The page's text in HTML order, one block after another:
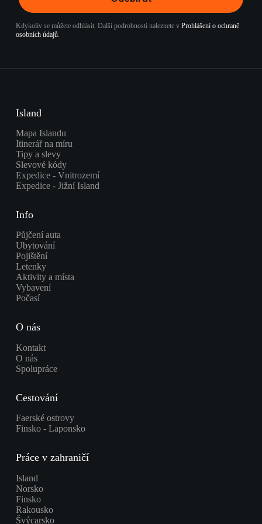
Kdykoliv se můžete odhlásit. Další podrobnosti naleznete v Prohlášení o ochraně
osobních údajů
Island
Mapa Islandu
Itinerář na míru
Tipy a slevy
Slevové kódy
Expedice - Vnitrozemí
Expedice - Jižní Island
Info
Půjčení auta
Ubytování
Pojištění
Letenky
Aktivity a místa
Vybavení
Počasí
O nás
Kontakt
O nás
Spolupráce
Cestování
Faerské ostrovy
Finsko - Laponsko
Práce v zahraničí
Island
Norsko
Finsko
Rakousko
Švýcarsko